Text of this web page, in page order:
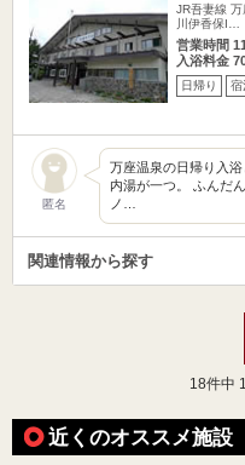
JR吾妻線
川伊香保I…
営業時間
入浴料金
日帰り 宿
匿名
万座温泉の日帰り入
内湯が一つ。 ふんだ
ノ…
関連情報から探す
18件中
近くのオススメ施設